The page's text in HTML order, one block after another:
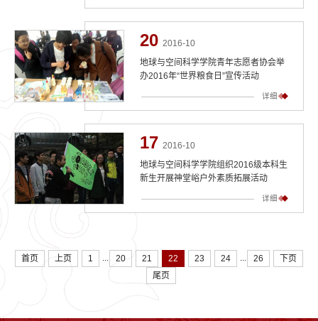
20 2016-10
地球与空间科学学院青年志愿者协会举
办2016年“世界粮食日”宣传活动
详细
17 2016-10
地球与空间科学学院组织2016级本科生
新生开展神堂峪户外素质拓展活动
详细
首页 上页 1 ... 20 21 22 23 24 ... 26
下页
尾页